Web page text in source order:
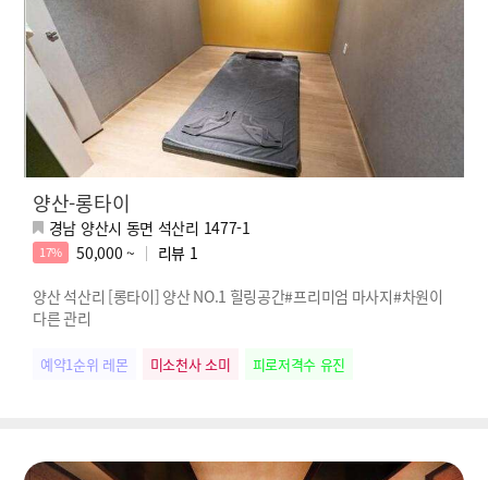
양산-롱타이
경남 양산시 동면 석산리 1477-1
17% 50,000 ~ 리뷰 1
양산 석산리 [롱타이] 양산 NO.1 힐링공간#프리미엄 마사지#차원이
다른 관리
예약1순위 레몬 미소천사 소미 피로저격수 유진